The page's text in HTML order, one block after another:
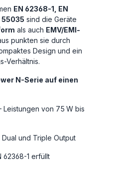
EN 62368-1, EN
55035 sind die Geräte
als auch EMV/EMI-
punkten sie durch
Design und ein
Verhältnis.
N-Serie auf einen
Leistungen von 75 W bis
und Triple Output
62368-1 erfüllt